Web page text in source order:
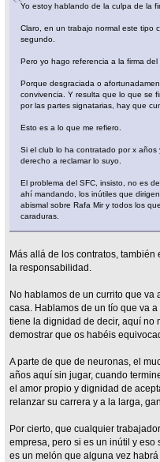
Yo estoy hablando de la culpa de la
Claro, en un trabajo normal este tipo
segundo.
Pero yo hago referencia a la firma del
Porque desgraciada o
convivencia. Y resulta que lo que se
por las partes signatarias, hay que
Esto es a lo que me refiero.
Si el club lo ha contratado por x
derecho a reclamar lo suyo.
El problema del SFC, insisto, no es
ahí mandando, los inútiles que
abismal sobre Rafa Mir y todos los
caraduras.
Más allá de los contratos,
la responsabilidad.
No hablamos de un currito que va
casa. Hablamos de un tío que va
tiene la dignidad de decir, aquí no
demostrar que os habéis
A parte de que de neuronas, el
años aquí sin jugar, cuando
el amor propio y dignidad de
relanzar su carrera y a la larga,
Por cierto, que cualquier
empresa, pero si es un inútil y eso
es un melón que alguna vez